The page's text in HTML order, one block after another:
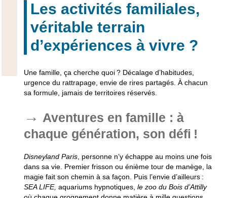
Les activités familiales,
véritable terrain
d’expériences à vivre ?
Une famille, ça cherche quoi ? Décalage d’habitudes,
urgence du rattrapage, envie de rires partagés. À chacun
sa formule, jamais de territoires réservés.
Aventures en famille : à
chaque génération, son défi !
Disneyland Paris, personne n’y échappe au moins une fois
dans sa vie. Premier frisson ou énième tour de manège, la
magie fait son chemin à sa façon. Puis l’envie d’ailleurs :
SEA LIFE, aquariums hypnotiques, le zoo du Bois d’Attilly